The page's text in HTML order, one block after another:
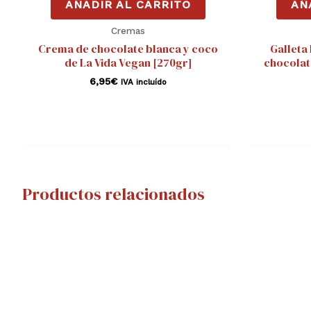
AÑADIR AL CARRITO
Cremas
Crema de chocolate blanca y coco
de La Vida Vegan [270gr]
6,95€ IVA incluído
Productos relacionados